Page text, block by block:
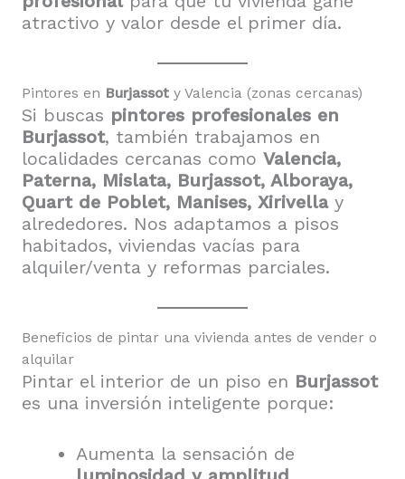
atractivo y valor desde el primer día.
Pintores en Burjassot y Valencia (zonas cercanas)
Si buscas pintores profesionales en
Burjassot, también trabajamos en
localidades cercanas como Valencia,
Paterna, Mislata, Burjassot, Alboraya,
Quart de Poblet, Manises, Xirivellay
alrededores. Nos adaptamos a pisos
habitados, viviendas vacías para
alquiler/venta y reformas parciales.
Beneficios de pintar una vivienda antes de vender o
alquilar
Pintar el interior de un piso en Burjassot
es una inversión inteligente porque:
Aumenta la sensación de